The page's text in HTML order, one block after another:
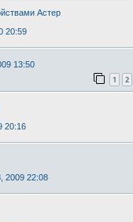
Астер
20:59
13:50
1 2
20:16
2009 22:08